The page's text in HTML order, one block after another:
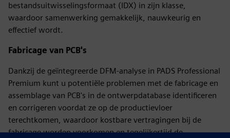
bestandsuitwisselingsformaat (IDX) in zijn klasse,
waardoor samenwerking gemakkelijk, nauwkeurig en
effectief wordt.
Fabricage van PCB's
Dankzij de geïntegreerde DFM-analyse in PADS Professional
Premium kunt u potentiële problemen met de fabricage en
assemblage van PCB's in de ontwerpdatabase identificeren
en corrigeren voordat ze op de productievloer
terechtkomen, waardoor kostbare vertragingen bij de
fabricage worden voorkomen en tegelijkertijd de